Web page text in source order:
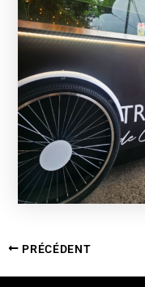
PRÉCÉDENT